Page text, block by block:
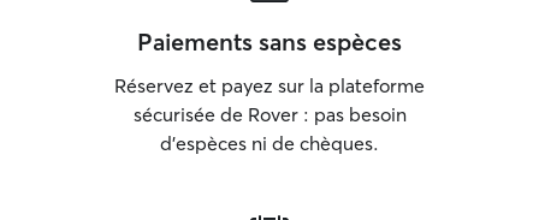
Paiements sans espèces
Réservez et payez sur la plateforme
sécurisée de Rover : pas besoin
d'espèces ni de chèques.